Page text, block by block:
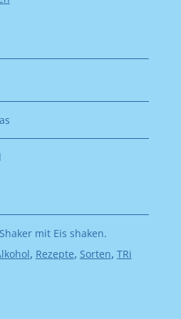
mit Eis shaken.
, Rezepte, Sorten, TRi